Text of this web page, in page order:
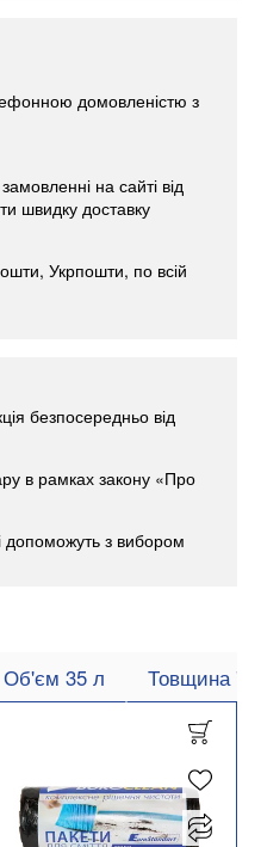
домовленістю з
на сайті від
швидку доставку
Укрпошти, по всій
безпосередньо від
в рамках закону «Про
допоможуть з вибором
Об'єм 35 л Товщина 7